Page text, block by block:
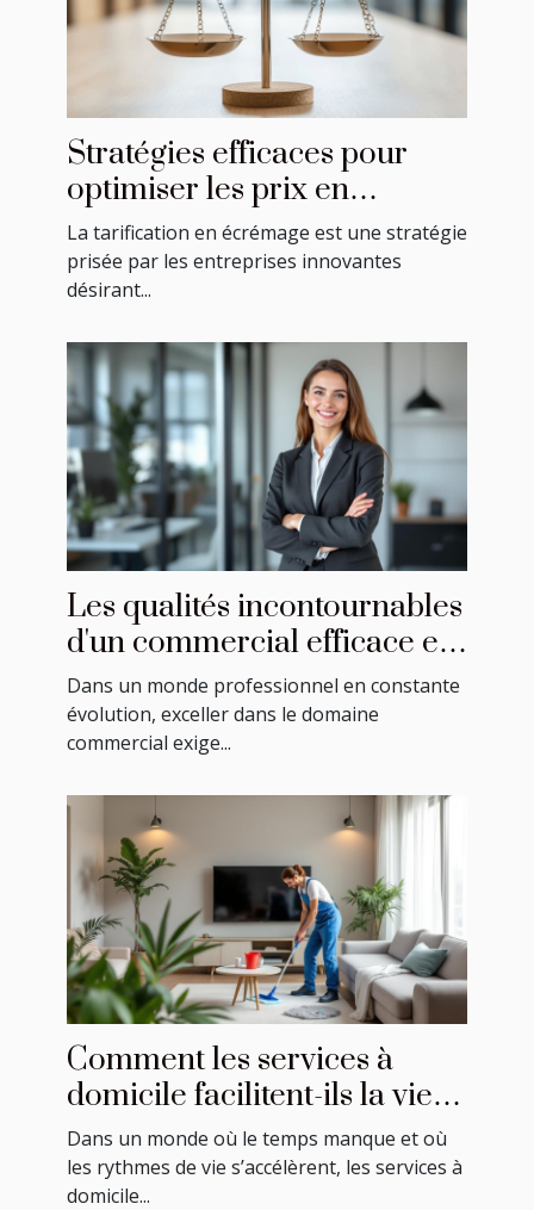
Stratégies efficaces pour
optimiser les prix en
écrémage
La tarification en écrémage est une stratégie
prisée par les entreprises innovantes
désirant...
Les qualités incontournables
d'un commercial efficace en
2023
Dans un monde professionnel en constante
évolution, exceller dans le domaine
commercial exige...
Comment les services à
domicile facilitent-ils la vie
quotidienne ?
Dans un monde où le temps manque et où
les rythmes de vie s’accélèrent, les services à
domicile...